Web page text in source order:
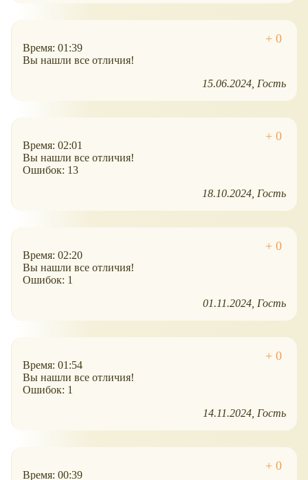
Время: 01:39
Вы нашли все отличия!
15.06.2024 Гость
Время: 02:01
Вы нашли все отличия!
Ошибок: 13
18.10.2024 Гость
Время: 02:20
Вы нашли все отличия!
Ошибок: 1
01.11.2024 Гость
Время: 01:54
Вы нашли все отличия!
Ошибок: 1
14.11.2024 Гость
Время: 00:39